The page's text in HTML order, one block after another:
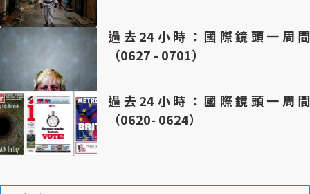
過去24小時：國際鏡頭一周間
（0627 - 0701）
過去24小時：國際鏡頭一周間
（0620- 0624）